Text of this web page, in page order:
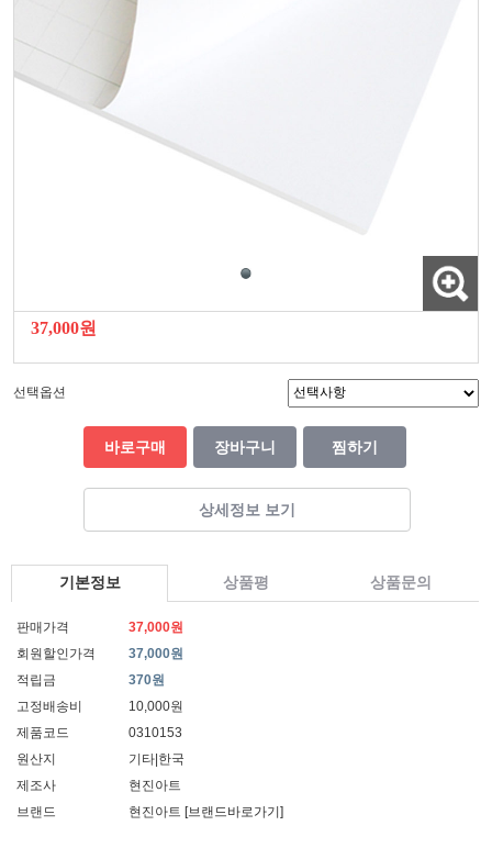
37,000원
선택옵션
바로구매 장바구니 찜하기
상세정보 보기
기본정보 상품평 상품문의
판매가격
37,000원
회원할인가격
37,000원
적립금
370원
고정배송비
10,000원
제품코드
0310153
원산지
기타|한국
제조사
현진아트
브랜드
현진아트 [브랜드바로가기]